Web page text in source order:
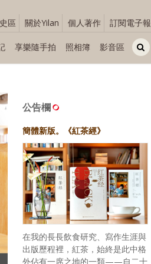
區 關於Yilan 個人著作 訂閱電子報
享樂隨手拍 照相簿 影音區
公告欄
簡體新版。《紅茶經》
在我的長長飲食研究、寫作生涯與
出版歷程裡，紅茶，始終是此中格
外佔有一席之地的一類——自二十